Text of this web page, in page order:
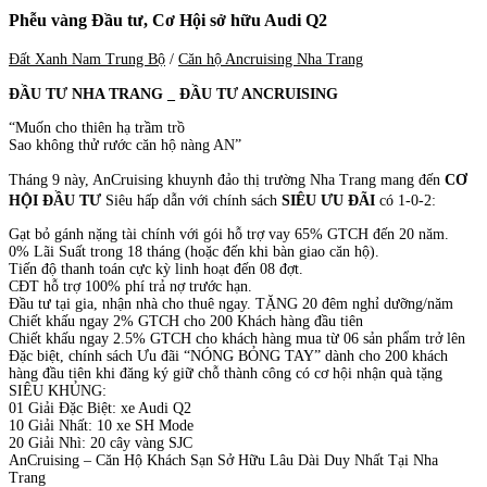
Phễu vàng Đầu tư, Cơ Hội sở hữu Audi Q2
Đất Xanh Nam Trung Bộ / Căn hộ Ancruising Nha Trang
ĐẦU TƯ NHA TRANG _ ĐẦU TƯ ANCRUISING
“Muốn cho thiên hạ trầm trồ
Sao không thử rước căn hộ nàng AN”
Tháng 9 này, AnCruising khuynh đảo thị trường Nha Trang mang đến CƠ
HỘI ĐẦU TƯ Siêu hấp dẫn với chính sách SIÊU ƯU ĐÃI có 1-0-2:
Gạt bỏ gánh nặng tài chính với gói hỗ trợ vay 65% GTCH đến 20 năm.
0% Lãi Suất trong 18 tháng (hoặc đến khi bàn giao căn hộ).
Tiến độ thanh toán cực kỳ linh hoạt đến 08 đợt.
CĐT hỗ trợ 100% phí trả nợ trước hạn.
Đầu tư tại gia, nhận nhà cho thuê ngay. TẶNG 20 đêm nghỉ dưỡng/năm
Chiết khấu ngay 2% GTCH cho 200 Khách hàng đầu tiên
Chiết khấu ngay 2.5% GTCH cho khách hàng mua từ 06 sản phẩm trở lên
Đặc biệt, chính sách Ưu đãi “NÓNG BỎNG TAY” dành cho 200 khách
hàng đầu tiên khi đăng ký giữ chỗ thành công có cơ hội nhận quà tặng
SIÊU KHỦNG:
01 Giải Đặc Biệt: xe Audi Q2
10 Giải Nhất: 10 xe SH Mode
20 Giải Nhì: 20 cây vàng SJC
AnCruising – Căn Hộ Khách Sạn Sở Hữu Lâu Dài Duy Nhất Tại Nha
Trang